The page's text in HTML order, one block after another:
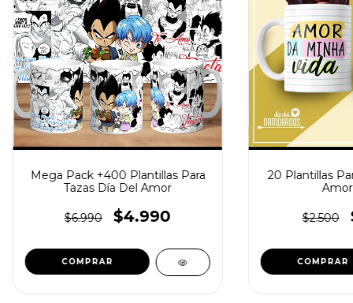
Mega Pack +400 Plantillas Para
Tazas Día Del Amor
$6.990 $4.990
20 Plantillas
$2.500